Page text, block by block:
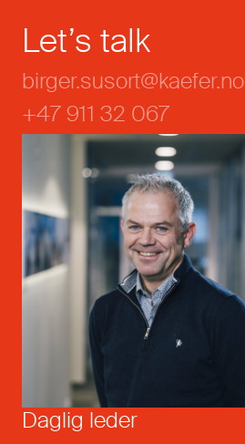
Let’s talk
birger.susort@kaefer.no
+47 911 32 067
Daglig leder